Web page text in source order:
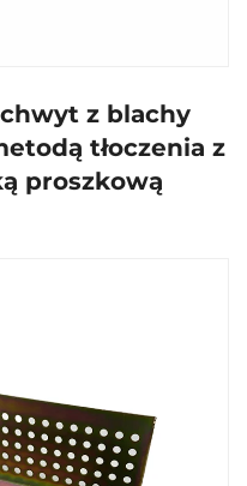
z blachy
tłoczenia z
proszkową